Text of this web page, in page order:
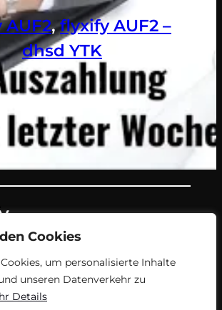
Cookies
um personalisierte Inhalte
unseren Datenverkehr zu
Details
, flyxify AUF2 –
dhsd YTK
von